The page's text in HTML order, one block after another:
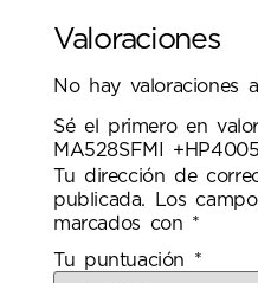
Valoraciones
No hay valoraciones
Sé el primero en
MA528SFMI
Tu dirección de
publicada.
Los
marcados con *
Tu puntuación *